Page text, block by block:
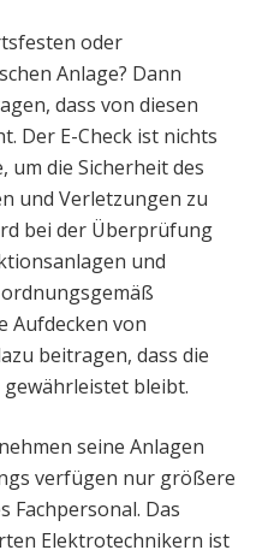
oder
Anlage? Dann
dass von diesen
Der E-Check ist nichts
um die Sicherheit des
und Verletzungen zu
bei der Überprüfung
und
Aufdecken von
beitragen, dass die
bleibt.
seine Anlagen
verfügen nur größere
Fachpersonal. Das
Elektrotechnikern ist